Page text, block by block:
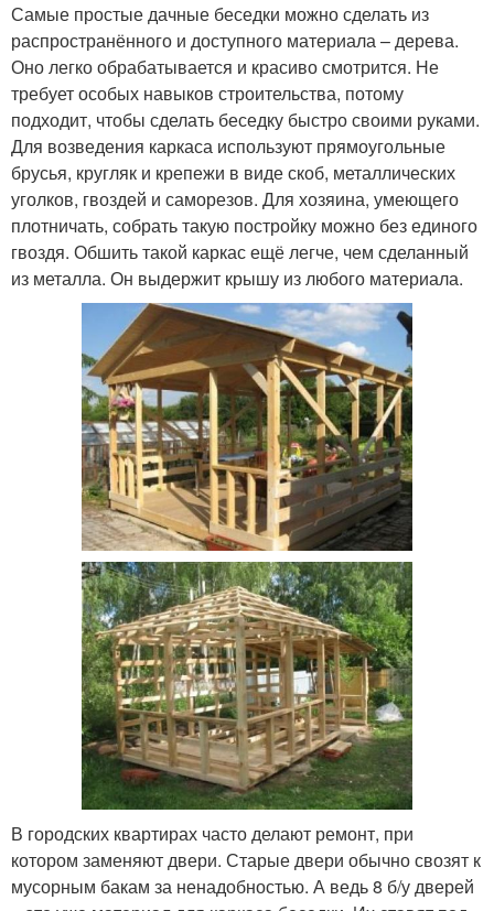
Самые простые дачные беседки можно сделать из
распространённого и доступного материала – дерева.
Оно легко обрабатывается и красиво смотрится. Не
требует особых навыков строительства, потому
подходит, чтобы сделать беседку быстро своими руками.
Для возведения каркаса используют прямоугольные
брусья, кругляк и крепежи в виде скоб, металлических
уголков, гвоздей и саморезов. Для хозяина, умеющего
плотничать, собрать такую постройку можно без единого
гвоздя. Обшить такой каркас ещё легче, чем сделанный
из металла. Он выдержит крышу из любого материала.
В городских квартирах часто делают ремонт, при
котором заменяют двери. Старые двери обычно свозят к
мусорным бакам за ненадобностью. А ведь 8 б/у дверей